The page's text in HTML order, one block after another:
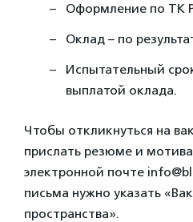
Оформление по ТК
Оклад – по
Испытательный
выплатой оклада.
Чтобы откликнуться на
прислать резюме и
электронной почте
письма нужно указать
пространства».